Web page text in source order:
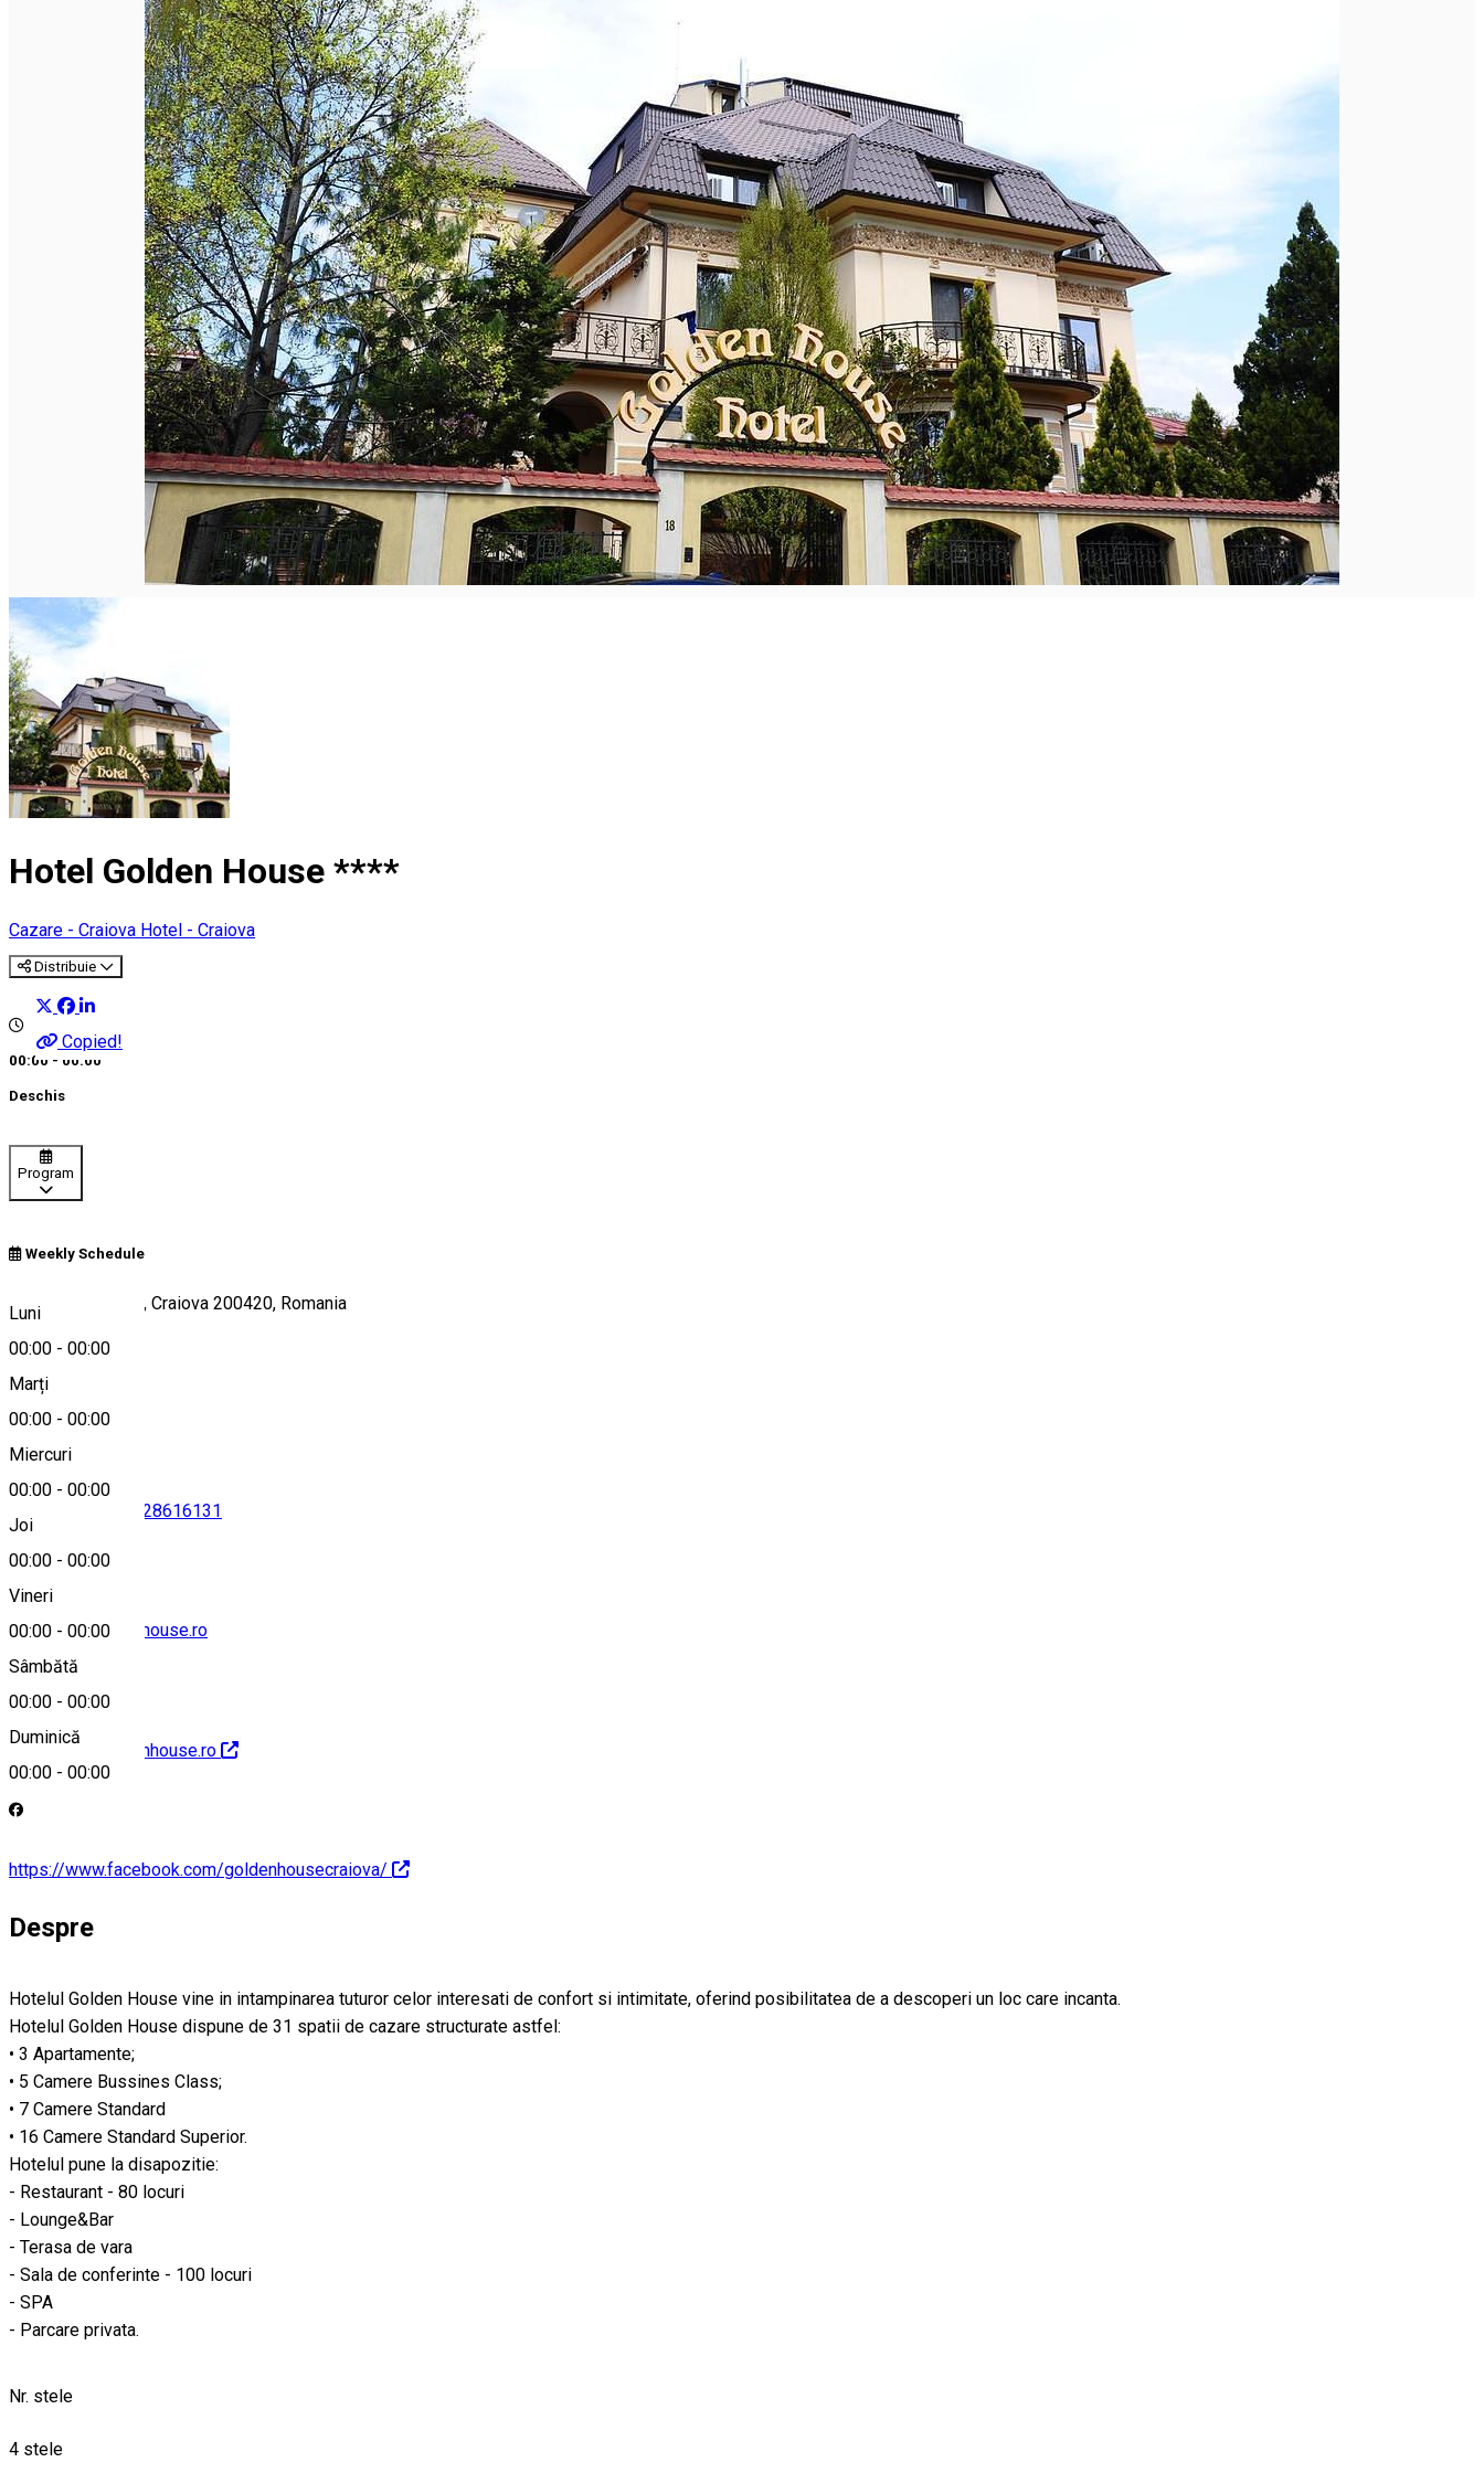
Închirieri auto
Închirieri biciclete
Încărcare vehicule electrice
Hotel Golden House ****
Cazare - Craiova Hotel - Craiova
Distribuie
Copied!
00:00 - 00:00
Deschis
Program
Weekly Schedule
Luni
00:00 - 00:00
Marți
00:00 - 00:00
Miercuri
00:00 - 00:00
Joi
00:00 - 00:00
Vineri
00:00 - 00:00
Sâmbătă
00:00 - 00:00
Duminică
00:00 - 00:00
Strada Brestei 18, Craiova 200420, Romania
Hartă
0728616131
receptie@goldenhouse.ro
http://www.goldenhouse.ro
https://www.facebook.com/goldenhousecraiova/
Despre
Hotelul Golden House vine in intampinarea tuturor celor interesati de confort si intimitate, oferind posibilitatea de a descoperi un loc care incanta.
Hotelul Golden House dispune de 31 spatii de cazare structurate astfel:
• 3 Apartamente;
• 5 Camere Bussines Class;
• 7 Camere Standard
• 16 Camere Standard Superior.
Hotelul pune la disapozitie:
- Restaurant - 80 locuri
- Lounge&Bar
- Terasa de vara
- Sala de conferinte - 100 locuri
- SPA
- Parcare privata.
Nr. stele
4 stele